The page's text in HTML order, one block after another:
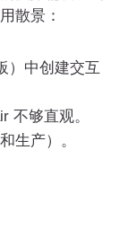
散景：
）中创建交互
不够直观。
生产）。